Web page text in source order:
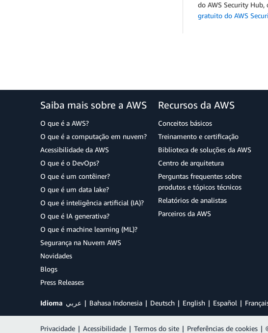
do AWS Security Hub,
gratuito do AWS
Saiba mais sobre a AWS
O que é a AWS?
O que é a computação em nuvem?
Acessibilidade da AWS
O que é o DevOps?
O que é um contêiner?
O que é um data lake?
O que é inteligência artificial (IA)?
O que é IA generativa?
O que é machine learning (ML)?
Segurança na Nuvem AWS
Novidades
Blogs
Press Releases
Recursos da AWS
Conceitos básicos
Treinamento e certificação
Biblioteca de soluções da AWS
Centro de arquitetura
Perguntas frequentes sobre
produtos e tópicos técnicos
Relatórios de analistas
Parceiros da AWS
Idioma عربي Bahasa Indonesia Deutsch English Español
Privacidade | Acessibilidade | Termos do site | Preferências de cookies |